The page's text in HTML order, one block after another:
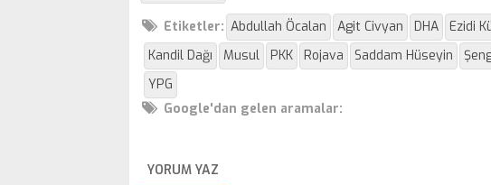
Etiketler: Abdullah Öcalan Agit Civyan DHA Ezidi
Kandil Dağı
Musul PKK Rojava Saddam Hüseyin
YPG
Google'dan gelen aramalar:
YORUM YAZ